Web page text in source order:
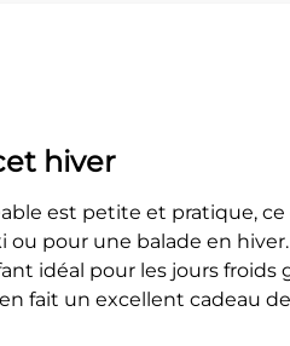
hiver
est petite et pratique, ce
pour une balade en
idéal pour les jours froids
fait un excellent cadeau